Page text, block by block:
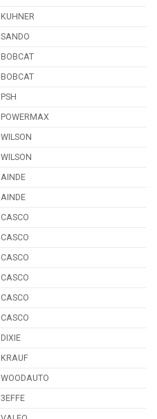
KUHNER
SANDO
BOBCAT
BOBCAT
PSH
POWERMAX
WILSON
WILSON
AINDE
AINDE
CASCO
CASCO
CASCO
CASCO
CASCO
CASCO
DIXIE
KRAUF
WOODAUTO
3EFFE